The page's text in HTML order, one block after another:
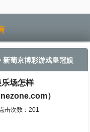
新葡京博彩游戏皇冠娱
）
场怎样
）
击次数：201